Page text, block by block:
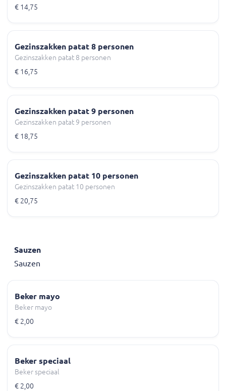
€ 14,75
Gezinszakken patat 8 personen
Gezinszakken patat 8 personen
€ 16,75
Gezinszakken patat 9 personen
Gezinszakken patat 9 personen
€ 18,75
Gezinszakken patat 10 personen
Gezinszakken patat 10 personen
€ 20,75
Sauzen
Sauzen
Beker mayo
Beker mayo
€ 2,00
Beker speciaal
Beker speciaal
€ 2,00